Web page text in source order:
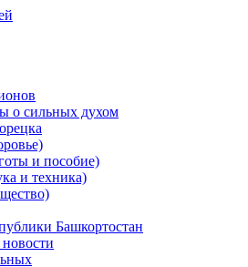
о сильных духом
и пособие)
и техника)
Башкортостан